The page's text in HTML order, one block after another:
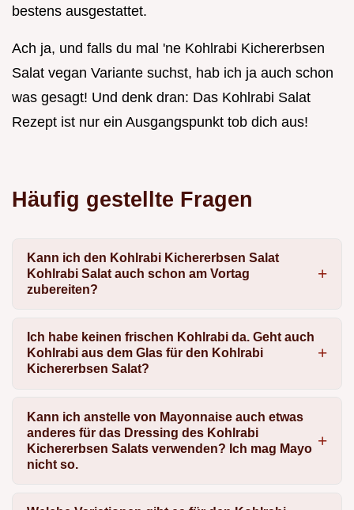
bestens ausgestattet.
Ach ja, und falls du mal 'ne Kohlrabi Kichererbsen
Salat vegan Variante suchst, hab ich ja auch schon
was gesagt! Und denk dran: Das Kohlrabi Salat
Rezept ist nur ein Ausgangspunkt tob dich aus!
Häufig gestellte Fragen
Kann ich den Kohlrabi Kichererbsen Salat
Kohlrabi Salat auch schon am Vortag
zubereiten?
Ich habe keinen frischen Kohlrabi da. Geht auch
Kohlrabi aus dem Glas für den Kohlrabi
Kichererbsen Salat?
Kann ich anstelle von Mayonnaise auch etwas
anderes für das Dressing des Kohlrabi
Kichererbsen Salats verwenden? Ich mag Mayo
nicht so.